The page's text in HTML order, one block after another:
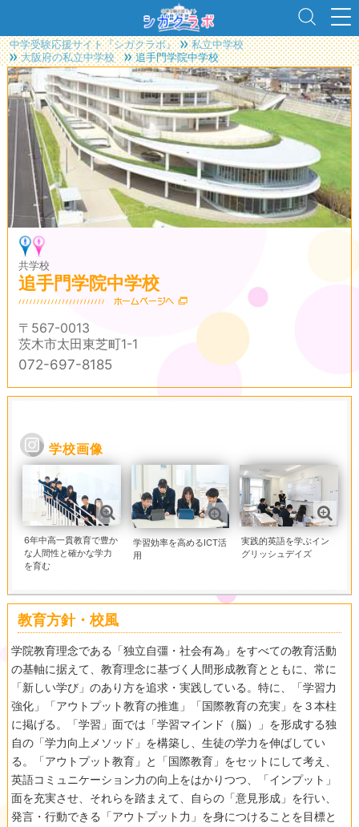
中学受験応援サイト『シガクラボ』
私立中学校
大阪府の私立中学校
追手門学院中学校
共学校
追手門学院中学校
〒567-0013
茨木市太田東芝町1-1
072-697-8185
学校画像
6年中高一貫教育で豊か
な人間性と確かな学力
を育む
学習効率を高めるICT活
用
実践的英語を学ぶイン
グリッシュデイズ
教育方針・校風
学院教育理念である「独立自彊・社会有為」をすべての教育活動
の基軸に据えて、教育理念に基づく人間形成教育とともに、常に
「新しい学び」のあり方を追求・実践している。特に、「学習力
強化」「アウトプット教育の推進」「国際教育の充実」を３本柱
に掲げる。「学習」面では「学習マインド（脳）」を形成する独
自の「学力向上メソッド」を構築し、生徒の学力を伸ばしてい
る。「アウトプット教育」と「国際教育」をセットにして考え、
英語コミュニケーション力の向上をはかりつつ、「インプット」
面を充実させ、それらを踏まえて、自らの「意見形成」を行い、
発言・行動できる「アウトプット力」を身につけることを目標と